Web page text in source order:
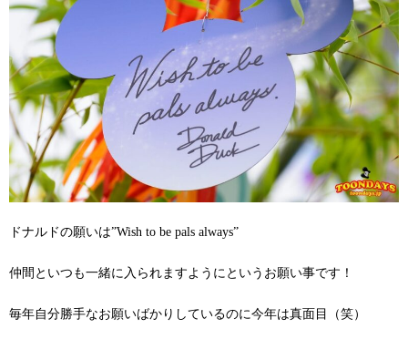
ドナルドの願いは”Wish to be pals always”
仲間といつも一緒に入られますようにというお願い事です！
毎年自分勝手なお願いばかりしているのに今年は真面目（笑）